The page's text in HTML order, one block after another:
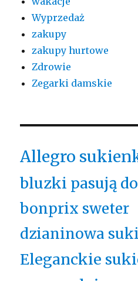
Wyprzedaż
zakupy
zakupy hurtowe
Zdrowie
Zegarki damskie
Allegro
bluzki pasują do
bonprix sweter
dzianinowa
Eleganckie